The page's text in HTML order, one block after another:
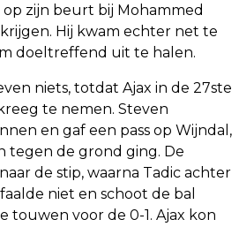
op zijn beurt bij Mohammed
Hij kwam echter net te
doeltreffend uit te halen.
niets, totdat Ajax in de 27ste
te nemen. Steven
en gaf een pass op Wijndal,
tegen de grond ging. De
de stip, waarna Tadic achter
niet en schoot de bal
touwen voor de 0-1. Ajax kon